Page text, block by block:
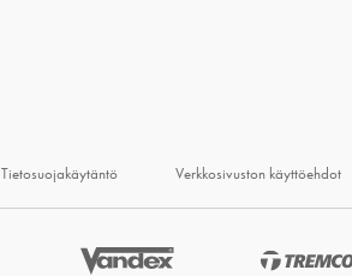
Tietosuojakäytäntö Verkkosivuston käyttöehdot